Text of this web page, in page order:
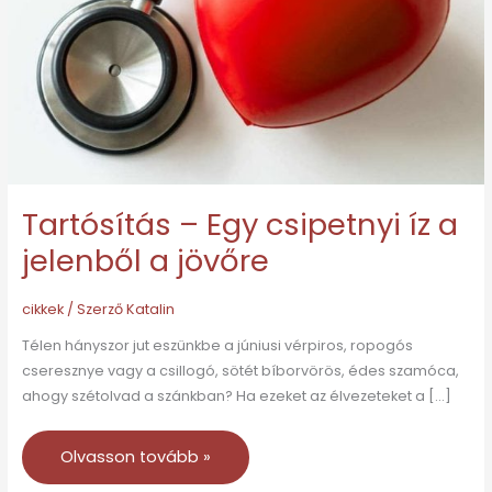
Tartósítás – Egy csipetnyi íz a
jelenből a jövőre
cikkek/ SzerzőKatalin
Télen hányszor jut eszünkbe a júniusi vérpiros, ropogós
cseresznye vagy a csillogó, sötét bíborvörös, édes szamóca,
ahogy szétolvad a szánkban? Ha ezeket az élvezeteket a […]
a
jelenből
a
jövőre
Olvasson tovább »